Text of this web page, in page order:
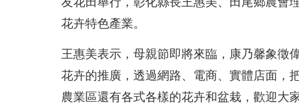
花卉特色產業。
王惠美表示，母親節即將來臨，康乃馨象徵
花卉的推廣，透過網路、電商、實體店面，
農業區還有各式各樣的花卉和盆栽，歡迎大